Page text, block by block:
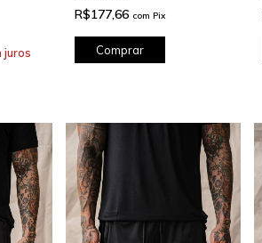
juros
R$177,66 com Pix
Comprar